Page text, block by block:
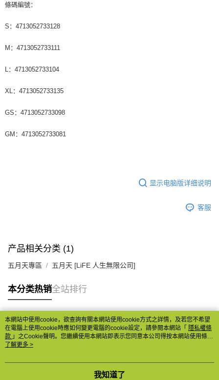
條碼編號：
S：4713052733128
M：4713052733111
L：4713052733104
XL：4713052733135
GS：4713052733098
GM：4713052733081
显示电脑版详细说明
客服
产品相关分类 (1)
五月天專區 五月天 [LiFE 人生無限公司]
本分类热销全站排行
热门标签
本網站中使用cookie，欲查詢有關本網站使用cookie方式之詳情，及若您不希望
在電腦上使用cookie時應如何變更電腦的cookie設定，請參閱本網站「 隱私權條
款 」之Cookie聲明。您繼續使用本網站即表示您同意本公司得按本網站使用條款
之Cookie聲明使用cookie。
了解更多 >
我知道了